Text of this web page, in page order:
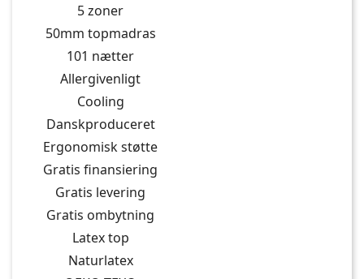
5 zoner
50mm topmadras
101 nætter
Allergivenligt
Cooling
Danskproduceret
Ergonomisk støtte
Gratis finansiering
Gratis levering
Gratis ombytning
Latex top
Naturlatex